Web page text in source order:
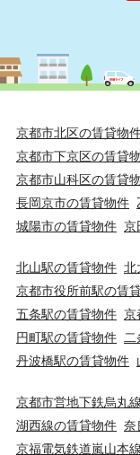
京都市北区の賃貸物
京都市下京区の賃貸
京都市山科区の賃貸
長岡京市の賃貸物件
城陽市の賃貸物件 京
北山駅の賃貸物件 北
京都市役所前駅の賃
五条駅の賃貸物件 京
円町駅の賃貸物件
丹波橋駅の賃貸物件
京都市営地下鉄烏丸
湖西線の賃貸物件 奈
京福電気鉄道嵐山本